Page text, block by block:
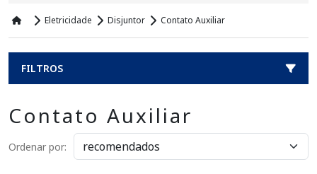
Eletricidade Disjuntor Contato Auxiliar
FILTROS
Contato Auxiliar
Ordenar por: